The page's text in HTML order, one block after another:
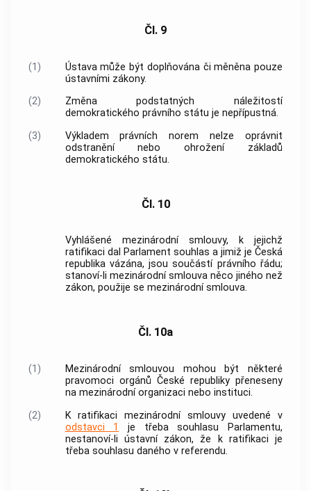
Čl. 9
(1)
Ústava může být doplňována či měněna pouze
ústavními zákony.
(2)
Změna podstatných náležitostí
demokratického právního státu je nepřípustná.
(3)
Výkladem právních norem nelze oprávnit
odstranění nebo ohrožení základů
demokratického státu.
Čl. 10
Vyhlášené mezinárodní smlouvy, k jejichž
ratifikaci dal Parlament souhlas a jimiž je Česká
republika vázána, jsou součástí právního řádu;
stanoví-li mezinárodní smlouva něco jiného než
zákon, použije se mezinárodní smlouva.
Čl. 10a
(1)
Mezinárodní smlouvou mohou být některé
pravomoci orgánů České republiky přeneseny
na mezinárodní organizaci nebo instituci.
(2)
K ratifikaci mezinárodní smlouvy uvedené v
odstavci 1
je třeba souhlasu Parlamentu,
nestanoví-li ústavní zákon, že k ratifikaci je
třeba souhlasu daného v referendu.